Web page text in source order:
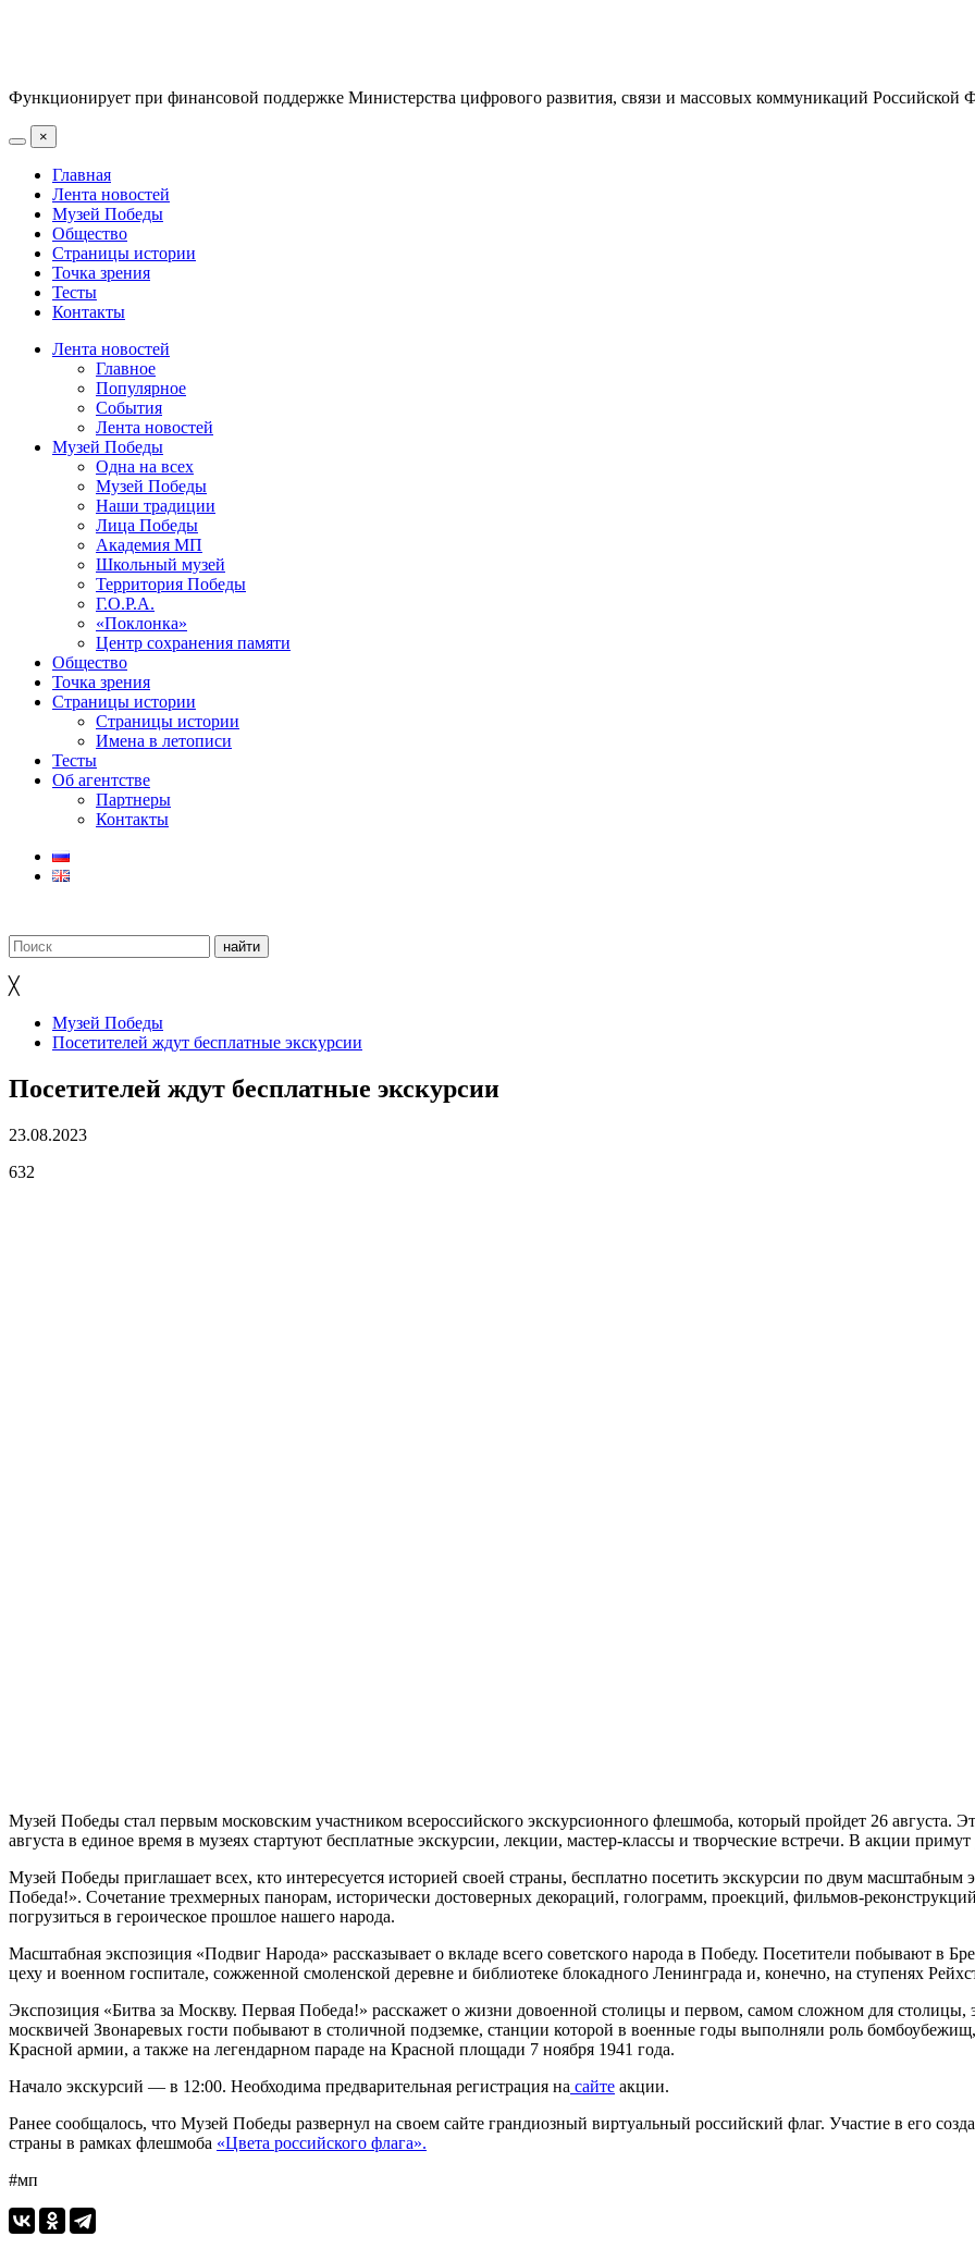
Функционирует при финансовой поддержке Министерства цифрового развития, связи и массовых коммуникаций Российской
×
Главная
Лента новостей
Музей Победы
Общество
Страницы истории
Точка зрения
Тесты
Контакты
Лента новостей
Главное
Популярное
События
Лента новостей
Музей Победы
Одна на всех
Музей Победы
Наши традиции
Лица Победы
Академия МП
Школьный музей
Территория Победы
Г.О.Р.А.
«Поклонка»
Центр сохранения памяти
Общество
Точка зрения
Страницы истории
Страницы истории
Имена в летописи
Тесты
Об агентстве
Партнеры
Контакты
╳
Музей Победы
Посетителей ждут бесплатные экскурсии
Посетителей ждут бесплатные экскурсии
23.08.2023
632
Музей Победы стал первым московским участником всероссийского экскурсионного флешмоба, который пройдет 26 августа.
августа в единое время в музеях стартуют бесплатные экскурсии, лекции, мастер-классы и творческие встречи. В акции
Музей Победы приглашает всех, кто интересуется историей своей страны, бесплатно посетить экскурсии по двум
Победа!». Сочетание трехмерных панорам, исторически достоверных декораций, голограмм, проекций, фильмов-
погрузиться в героическое прошлое нашего народа.
Масштабная экспозиция «Подвиг Народа» рассказывает о вкладе всего советского народа в Победу. Посетители побывают в
цеху и военном госпитале, сожженной смоленской деревне и библиотеке блокадного Ленинграда и, конечно, на ступенях
Экспозиция «Битва за Москву. Первая Победа!» расскажет о жизни довоенной столицы и первом, самом сложном для столицы,
москвичей Звонаревых гости побывают в столичной подземке, станции которой в военные годы выполняли роль
Красной армии, а также на легендарном параде на Красной площади 7 ноября 1941 года.
Начало экскурсий — в 12:00. Необходима предварительная регистрация на сайте акции.
Ранее сообщалось, что Музей Победы развернул на своем сайте грандиозный виртуальный российский флаг. Участие в его
страны в рамках флешмоба «Цвета российского флага».
#мп